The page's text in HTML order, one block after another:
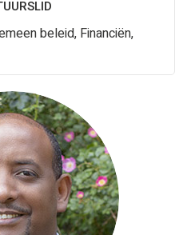
beleid, Financiën,